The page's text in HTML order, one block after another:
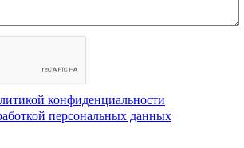
конфиденциальности
персональных данных